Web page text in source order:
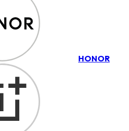
HONOR